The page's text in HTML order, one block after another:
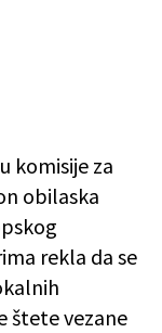
komisije za
obilaska
rekla da se
štete vezane